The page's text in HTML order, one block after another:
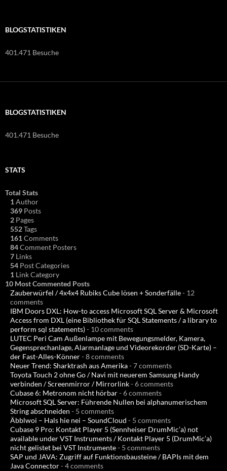
BLOGSTATISTIKEN
401.471 Besuche
BLOGSTATISTIKEN
401.471 Besuche
STATS
Total Stats
1 Author
369 Posts
2 Pages
552Tags
161 Comments
84Comment Posters
7 Links
54 Post Categories
1 Link Category
10 Most Commented Posts
Zauberwürfel / 4x4x4 Rubiks Cube lösen + Sonderfälle- 12
comments
IBM Doors DXL: How-to access Microsoft SQL Server & Microsoft
Access from DXL (eine Bibliothek für SQL Statements / a library to
perform sql statements)- 10 comments
LUTEC Peri Cam Außenlampe mit Bewegungsmelder, Kamera,
Gegensprechanlage, Alarmanlage und Videorekorder (SD-Karte) –
der Fast-Alles-Könner- 8 comments
Neuer Trend: Sharktrash aus Amerika- 7 comments
Toyota Touch 2 ohne Go / Navi mit neuerem Samsung Handy
verbinden / Screenmirror / Mirrorlink- 6 comments
Cubase 6: Metronom nicht hörbar- 6 comments
Microsoft SQL Server: Führende Nullen bei alphanumerischem
String abschneiden - 5 comments
Äbblwoi – Hals hie nei – SoundCloud - 5 comments
Cubase 9 Pro: Kontakt Player 5 (Sennheiser DrumMic’a) not
available under VST Instruments / Kontakt Player 5 (DrumMic’a)
nicht gelistet bei VST Instrumente- 5 comments
SAP und JAVA: Zugriff auf Funktionsbausteine / BAPIs mit dem
Java Connector- 4 comments